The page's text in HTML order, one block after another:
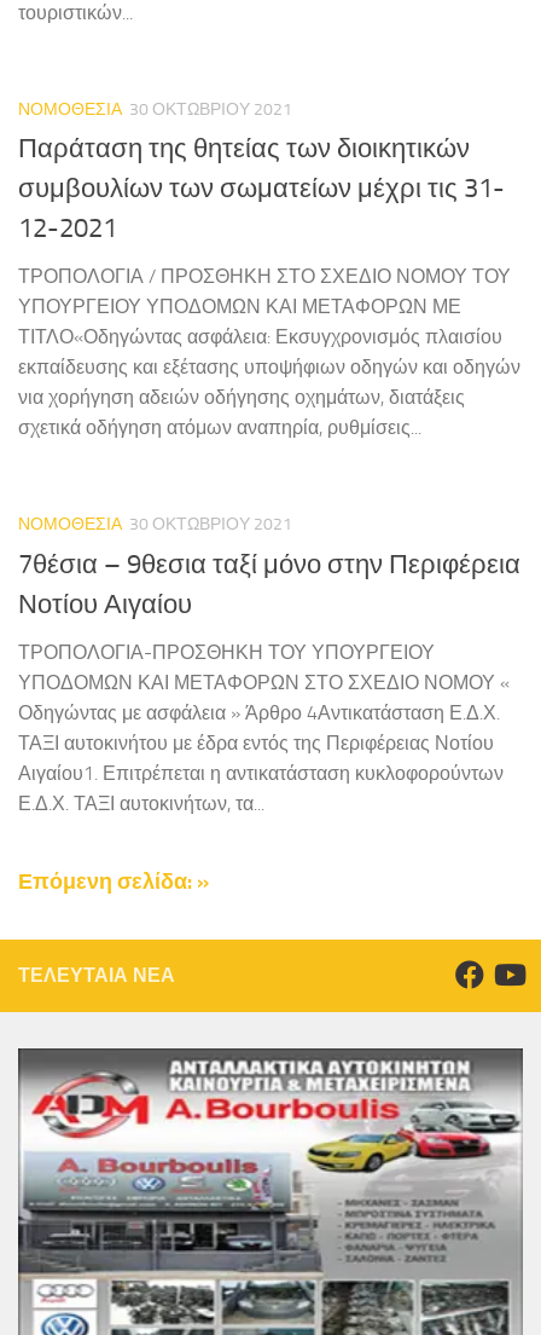
τουριστικών...
ΝΟΜΟΘΕΣΙΑ 30 ΟΚΤΩΒΡΊΟΥ 2021
Παράταση της θητείας των διοικητικών
συμβουλίων των σωματείων μέχρι τις 31-
12-2021
ΤΡΟΠΟΛΟΓΙΑ / ΠΡΟΣΘΗΚΗ ΣΤΟ ΣΧΕΔΙΟ ΝΟΜΟΥ ΤΟΥ
ΥΠΟΥΡΓΕΙΟΥ ΥΠΟΔΟΜΩΝ ΚΑΙ ΜΕΤΑΦΟΡΩΝ ΜΕ
ΤΙΤΛΟ«Οδηγώντας ασφάλεια: Εκσυγχρονισμός πλαισίου
εκπαίδευσης και εξέτασης υποψήφιων οδηγών και οδηγών
νια χορήγηση αδειών οδήγησης οχημάτων, διατάξεις
σχετικά οδήγηση ατόμων αναπηρία, ρυθμίσεις...
ΝΟΜΟΘΕΣΙΑ 30 ΟΚΤΩΒΡΊΟΥ 2021
7θέσια – 9θεσια ταξί μόνο στην Περιφέρεια
Νοτίου Αιγαίου
ΤΡΟΠΟΛΟΓΙΑ-ΠΡΟΣΘΗΚΗ ΤΟΥ ΥΠΟΥΡΓΕΙΟΥ
ΥΠΟΔΟΜΩΝ ΚΑΙ ΜΕΤΑΦΟΡΩΝ ΣΤΟ ΣΧΕΔΙΟ ΝΟΜΟΥ «
Οδηγώντας με ασφάλεια » Άρθρο 4Αντικατάσταση Ε.Δ.Χ.
ΤΑΞΙ αυτοκινήτου με έδρα εντός της Περιφέρειας Νοτίου
Αιγαίου1. Επιτρέπεται η αντικατάσταση κυκλοφορούντων
Ε.Δ.Χ. ΤΑΞΙ αυτοκινήτων, τα...
Επόμενη σελίδα: »
ΤΕΛΕΥΤΑΙΑ ΝΕΑ